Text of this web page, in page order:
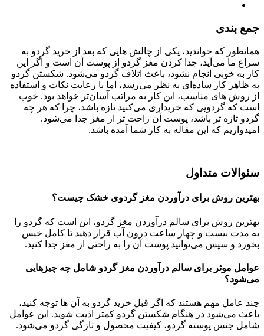
جمع بندی
همانطور که خواندید، یکی از چالش هایی که بعد از خرید گردو به
سراغ ما می‌آید، جدا کردن مغز گردو از پوست آن است و اگر این
کار به خوبی انجام نشود، باعث اتلاف گردو می‌شود. شکستن گردو
به ظاهر کار ساده‌ای به نظر می‌رسد، اما با رعایت نکات و استفاده
از روش های مناسب، این کار به مراتب آسان‌تر خواهد بود. خوب
است که گردویی که خریداری می‌کنید تازه باشد، چرا که هر چه
گردو تازه تر باشد، پوست آن راحت تر از مغز جدا می‌شود.
امیدواریم که این مقاله به کار شما آمده باشد.
سئوالات متداول
بهترین روش برای درآوردن مغز گردوی خشک چیست؟
بهترین روش برای سالم درآوردن مغز گردو، این است که گردو را
به مدت بیست و چهار ساعت درون آب قرار دهید تا کامل خیس
بخورد و سپس می‌توانید پوست آن را به راحتی از مغز جدا کنید.
عوامل موثر برای سالم درآوردن مغز گردو شامل چه چیزهایی
می‌شود؟
چند عامل مهم هستند که اگر قبل خرید گردو به آن ها توجه کنید،
باعث می‌شود در هنگام شکستن گردو کمتر اذیت شوید. این عوامل
شامل جنس پوسته گردو، کیفیت محصول و تازگی گردو می‌شود.